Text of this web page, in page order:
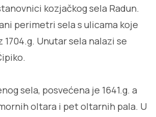
kozjačkog sela Radun.
perimetri sela s ulicama koje
Unutar sela nalazi se
sela, posvećena je 1641.g. a
oltara i pet oltarnih pala. U